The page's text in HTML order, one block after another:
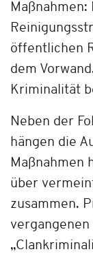
öffentlichen
dem
Kriminalität
Neben der
hängen die
Maßnahmen
über
zusammen.